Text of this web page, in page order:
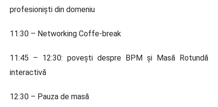
profesioniști din domeniu
11:30 – Networking Coffe-break
11:45 – 12:30: povești despre BPM și Masă Rotundă
interactivă
12:30 – Pauza de masă